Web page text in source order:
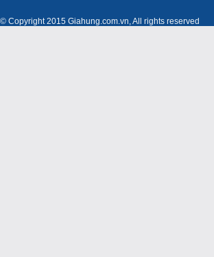
© Copyright 2015 Giahung.com.vn, All rights reserved